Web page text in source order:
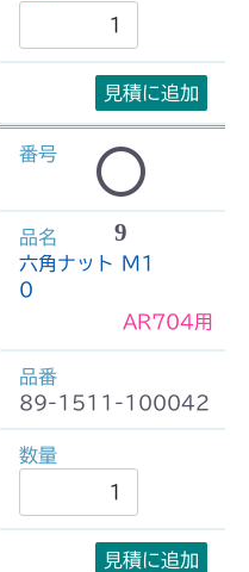
見積に追加
9
六角ナット M1
0
AR704用
89-1511-100042
見積に追加